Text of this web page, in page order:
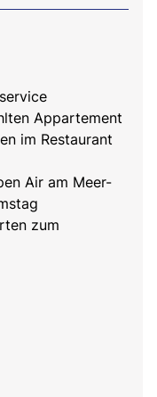
Appartement
im Restaurant
Air am Meer-
zum